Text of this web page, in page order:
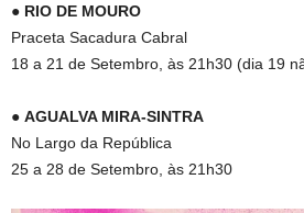
● RIO DE MOURO
Praceta Sacadura Cabral
18 a 21 de Setembro, às 21h30 (dia 19
● AGUALVA MIRA-SINTRA
No Largo da República
25 a 28 de Setembro, às 21h30